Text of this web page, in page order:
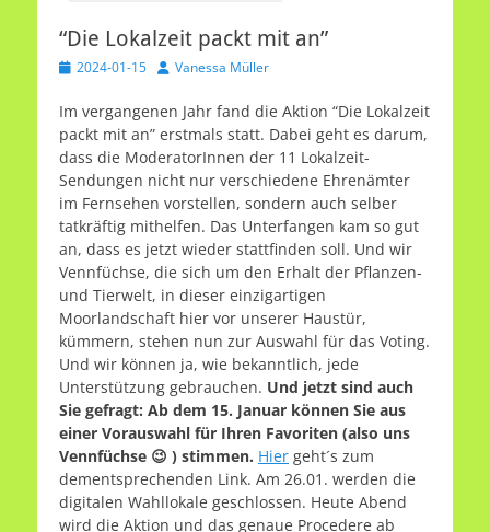
“Die Lokalzeit packt mit an”
Veröffentlicht
2024-01-15 AutorVanessa Müller
Im vergangenen Jahr fand die Aktion “Die Lokalzeit
packt mit an” erstmals statt. Dabei geht es darum,
dass die ModeratorInnen der 11 Lokalzeit-
Sendungen nicht nur verschiedene Ehrenämter
im Fernsehen vorstellen, sondern auch selber
tatkräftig mithelfen. Das Unterfangen kam so gut
an, dass es jetzt wieder stattfinden soll. Und wir
Vennfüchse, die sich um den Erhalt der Pflanzen-
und Tierwelt, in dieser einzigartigen
Moorlandschaft hier vor unserer Haustür,
kümmern, stehen nun zur Auswahl für das Voting.
Und wir können ja, wie bekanntlich, jede
Unterstützung gebrauchen. Und jetzt sind auch
Sie gefragt: Ab dem 15. Januar können Sie aus
einer Vorauswahl für Ihren Favoriten (also uns
Vennfüchse 😉 ) stimmen. Hier geht´s zum
dementsprechenden Link. Am 26.01. werden die
digitalen Wahllokale geschlossen. Heute Abend
wird die Aktion und das genaue Procedere ab